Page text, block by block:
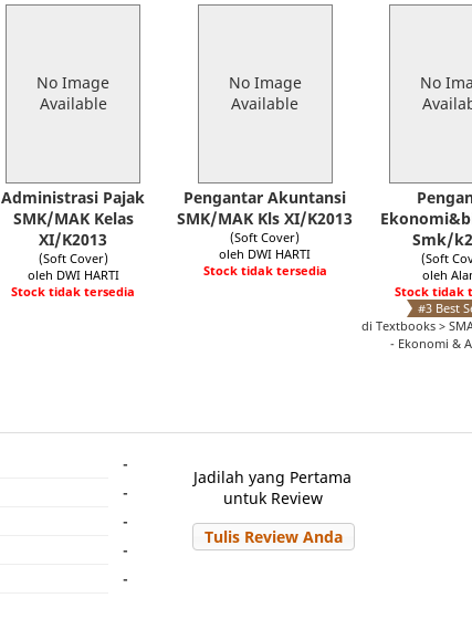
No Image
Available
Administrasi Pajak
SMK/MAK Kelas
XI/K2013
(Soft Cover)
oleh DWI HARTI
Stock tidak tersedia
No Image
Available
Pengantar Akuntansi
SMK/MAK Kls XI/K2013
(Soft Cover)
oleh DWI HARTI
Stock tidak tersedia
No
Smk/
(Soft
oleh
Stock tidak
#3 Best
di Textbooks >
- Ekonomi &
-
-
-
-
-
Jadilah yang Pertama
untuk Review
Tulis Review Anda